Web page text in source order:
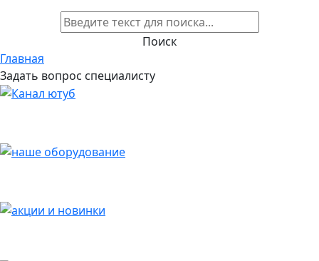
Поиск
Главная
Задать вопрос специалисту